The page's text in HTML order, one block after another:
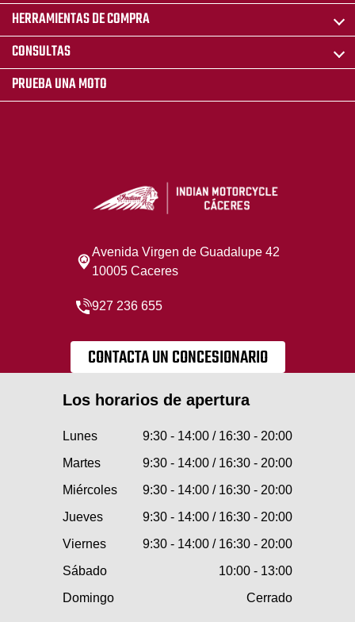
HERRAMIENTAS DE COMPRA
CONSULTAS
PRUEBA UNA MOTO
Avenida Virgen de Guadalupe 42
10005 Caceres
927 236 655
CONTACTA UN CONCESIONARIO
Los horarios de apertura
Lunes
9:30 - 14:00 / 16:30 - 20:00
Martes
9:30 - 14:00 / 16:30 - 20:00
Miércoles
9:30 - 14:00 / 16:30 - 20:00
Jueves
9:30 - 14:00 / 16:30 - 20:00
Viernes
9:30 - 14:00 / 16:30 - 20:00
Sábado
10:00 - 13:00
Domingo
Cerrado